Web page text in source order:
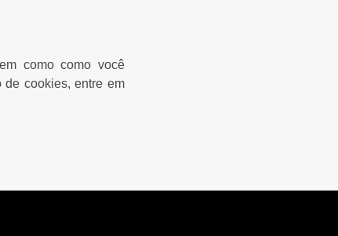
como como você
de cookies, entre em